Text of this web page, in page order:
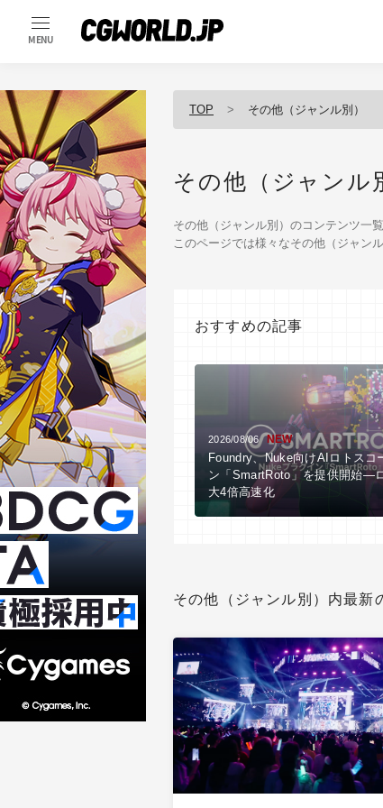
MENU
TOP その他（ジャンル別）
その他（ジャンル
その他（ジャンル別）のコンテンツ一覧
このページでは様々なその他（ジャン
おすすめの記事
2026/08/06 NEW
Foundry、Nuke向けAIロトスコ
ン「SmartRoto」を提供開始―
大4倍高速化
その他（ジャンル別）内最新